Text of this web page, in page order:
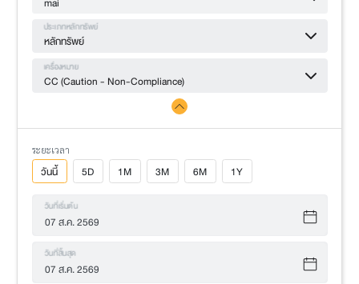
ประเภทหลักทรัพย์
หลักทรัพย์
เครื่องหมาย
CC (Caution - Non-Compliance)
ระยะเวลา
วันนี้ 5D 1M 3M 6M 1Y
วันที่เริ่มต้น
วันที่สิ้นสุด